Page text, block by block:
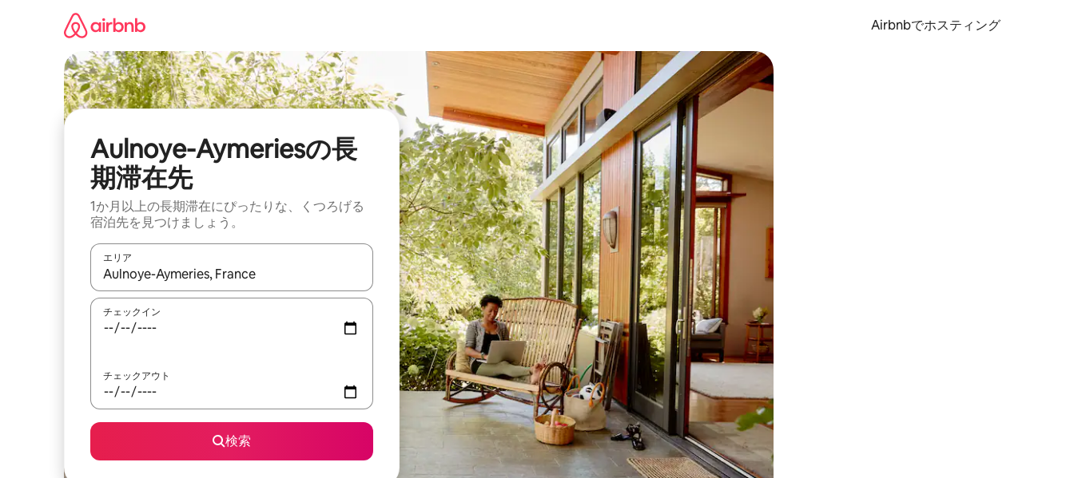
Airbnbでホスティング
Aulnoye-Aymeriesの長
期滞在先
1か月以上の長期滞在にぴったりな、くつろげる
宿泊先を見つけましょう。
エリア
検索結果が表示されたら、上下の矢印キーを使って移動するか、画面をタッチまたはスワイプして検索結果を確認することができます。
チェックイン
チェックアウト
検索